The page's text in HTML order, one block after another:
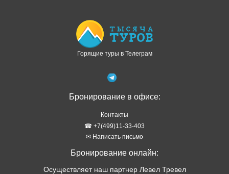
Горящие туры в Телеграм
Бронирование в офисе:
Контакты
☎ +7(499)11-33-403
✉ Написать письмо
Бронирование онлайн:
Осуществляет наш партнер Левел Тревел